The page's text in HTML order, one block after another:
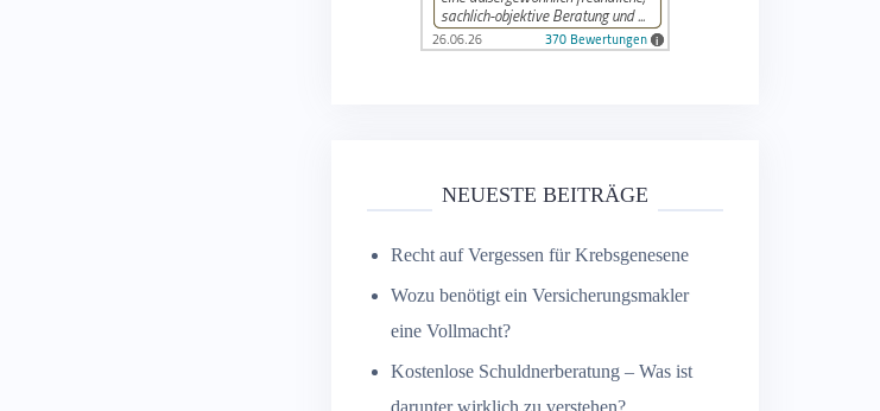
NEUESTE BEITRÄGE
Recht auf Vergessen für Krebsgenesene
Wozu benötigt ein Versicherungsmakler
eine Vollmacht?
Kostenlose Schuldnerberatung – Was ist